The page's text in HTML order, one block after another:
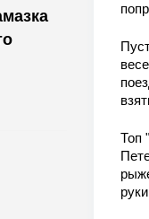
Топ
руки